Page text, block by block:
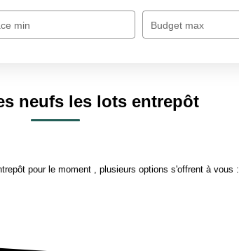
min Budget max
neufs les lots entrepôt
pour le moment , plusieurs options s'offrent à vous :